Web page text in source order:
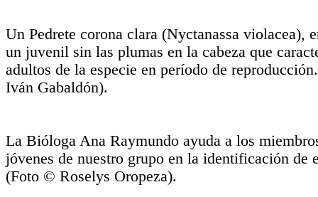
Un Pedrete corona clara (Nyctanassa violacea),
un juvenil sin las plumas en la cabeza que
adultos de la especie en período de
Iván Gabaldón).
La Bióloga Ana Raymundo ayuda a los
jóvenes de nuestro grupo en la identificación de
(Foto © Roselys Oropeza).